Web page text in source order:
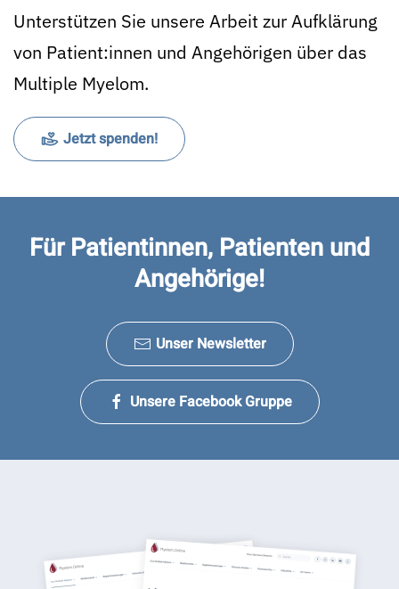
Unterstützen Sie unsere Arbeit zur Aufklärung
von Patient:innen und Angehörigen über das
Multiple Myelom.
Jetzt spenden!
Für Patientinnen, Patienten und
Angehörige!
Unser Newsletter
Unsere Facebook Gruppe